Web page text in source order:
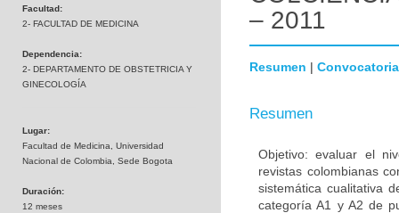
Facultad:
2- FACULTAD DE MEDICINA
Dependencia:
2- DEPARTAMENTO DE OBSTETRICIA Y
GINECOLOGÍA
Lugar:
Facultad de Medicina, Universidad
Nacional de Colombia, Sede Bogota
Duración:
12 meses
– 2011
Resumen | Convocatoria
Resumen
Objetivo: evaluar el
revistas colombianas
sistemática cualitativa
categoría A1 y A2 de